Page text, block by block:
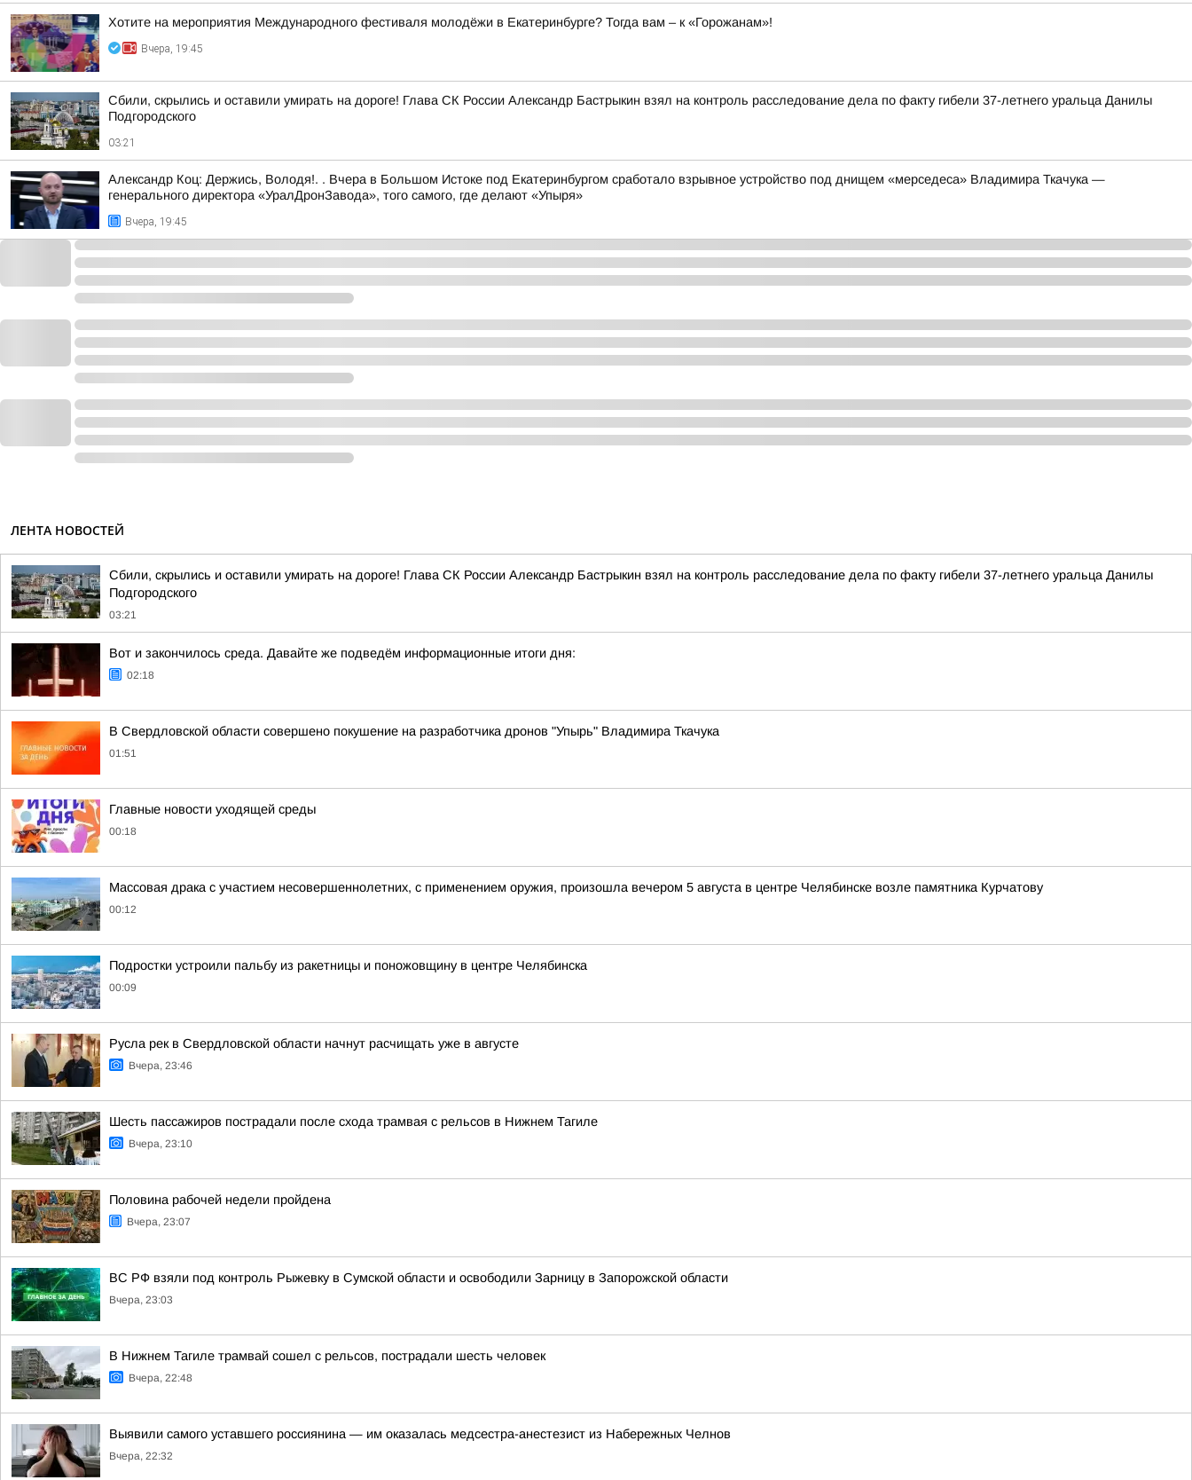
Хотите на мероприятия Международного фестиваля молодёжи в Екатеринбурге? Тогда вам – к «Горожанам»!
Вчера, 19:45
Сбили, скрылись и оставили умирать на дороге! Глава СК России Александр Бастрыкин взял на контроль расследование дела по факту гибели 37-летнего уральца Данилы
Подгородского
03:21
Александр Коц: Держись, Володя!. . Вчера в Большом Истоке под Екатеринбургом сработало взрывное устройство под днищем «мерседеса» Владимира Ткачука —
генерального директора «УралДронЗавода», того самого, где делают «Упыря»
Вчера, 19:45
ЛЕНТА НОВОСТЕЙ
Сбили, скрылись и оставили умирать на дороге! Глава СК России Александр Бастрыкин взял на контроль расследование дела по факту гибели 37-летнего уральца Данилы
Подгородского
03:21
Вот и закончилось среда. Давайте же подведём информационные итоги дня:
02:18
В Свердловской области совершено покушение на разработчика дронов "Упырь" Владимира Ткачука
01:51
Главные новости уходящей среды
00:18
Массовая драка с участием несовершеннолетних, с применением оружия, произошла вечером 5 августа в центре Челябинске возле памятника Курчатову
00:12
Подростки устроили пальбу из ракетницы и поножовщину в центре Челябинска
00:09
Русла рек в Свердловской области начнут расчищать уже в августе
Вчера, 23:46
Шесть пассажиров пострадали после схода трамвая с рельсов в Нижнем Тагиле
Вчера, 23:10
Половина рабочей недели пройдена
Вчера, 23:07
ВС РФ взяли под контроль Рыжевку в Сумской области и освободили Зарницу в Запорожской области
Вчера, 23:03
В Нижнем Тагиле трамвай сошел с рельсов, пострадали шесть человек
Вчера, 22:48
Выявили самого уставшего россиянина — им оказалась медсестра-анестезист из Набережных Челнов
Вчера, 22:32